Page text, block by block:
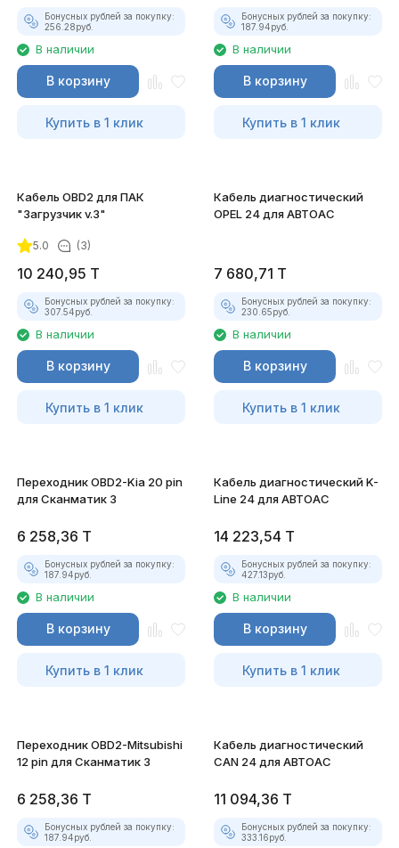
Бонусных рублей за покупку:
256.28руб.
В наличии
В корзину
Купить в 1 клик
Бонусных рублей за покупку:
187.94руб.
В наличии
В корзину
Купить в 1 клик
Кабель OBD2 для ПАК
"Загрузчик v.3"
5.0 (3)
10 240,95 T
Бонусных рублей за покупку:
307.54руб.
В наличии
В корзину
Купить в 1 клик
Кабель диагностический
OPEL 24 для АВТОАС
7 680,71 T
Бонусных рублей за покупку:
230.65руб.
В наличии
В корзину
Купить в 1 клик
Переходник OBD2-Kia 20 pin
для Сканматик 3
6 258,36 T
Бонусных рублей за покупку:
187.94руб.
В наличии
В корзину
Купить в 1 клик
Кабель диагностический K-
Line 24 для АВТОАС
14 223,54 T
Бонусных рублей за покупку:
427.13руб.
В наличии
В корзину
Купить в 1 клик
Переходник OBD2-Mitsubishi
12 pin для Сканматик 3
6 258,36 T
Бонусных рублей за покупку:
187.94руб.
Кабель диагностический
CAN 24 для АВТОАС
11 094,36 T
Бонусных рублей за покупку:
333.16руб.